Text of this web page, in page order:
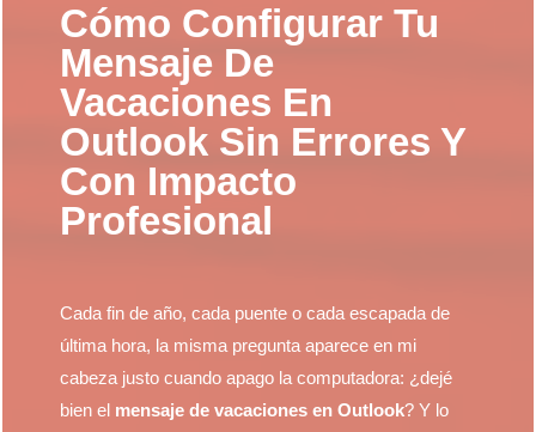
Cómo Configurar Tu
Mensaje De
Vacaciones En
Outlook Sin Errores Y
Con Impacto
Profesional
Cada fin de año, cada puente o cada escapada de
última hora, la misma pregunta aparece en mi
cabeza justo cuando apago la computadora: ¿dejé
bien el mensaje de vacaciones en Outlook? Y lo